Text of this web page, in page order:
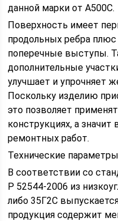
данной марки от А500С.
Поверхность имеет
продольных ребра
поперечные выступы.
дополнительные
улучшает и упрочняет
Поскольку изделию
это позволяет
конструкциях, а значит
ремонтных работ.
Технические
В соответствии со
Р 52544-2006 из
либо 35Г2С
продукция содержит